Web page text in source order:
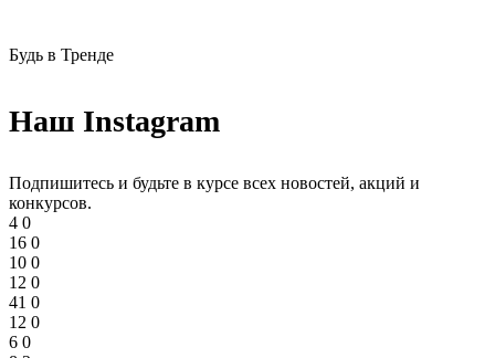
Будь в Тренде
Наш Instagram
Подпишитесь и будьте в курсе всех новостей, акций и
конкурсов.
4 0
16 0
10 0
12 0
41 0
12 0
6 0